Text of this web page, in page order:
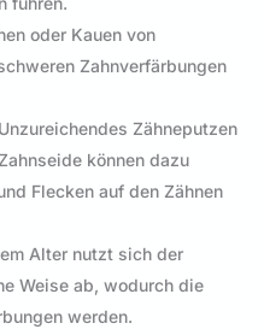
oder Kauen von
Zahnverfärbungen
Unzureichendes Zähneputzen
können dazu
Flecken auf den Zähnen
Alter nutzt sich der
Weise ab, wodurch die
werden.